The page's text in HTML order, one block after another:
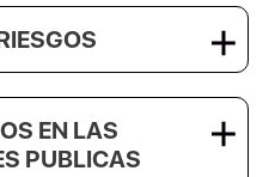
EN LAS
PUBLICAS